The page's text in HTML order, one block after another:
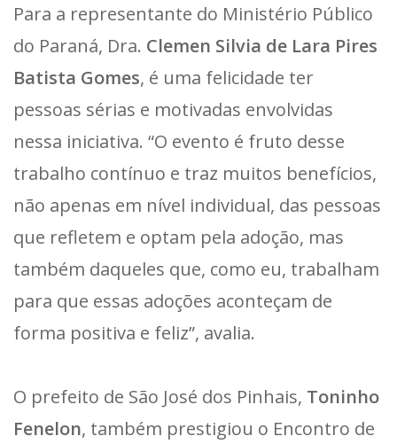
Para a representante do Ministério Público
do Paraná, Dra. Clemen Silvia de Lara Pires
Batista Gomes, é uma felicidade ter
pessoas sérias e motivadas envolvidas
nessa iniciativa. “O evento é fruto desse
trabalho contínuo e traz muitos benefícios,
não apenas em nível individual, das pessoas
que refletem e optam pela adoção, mas
também daqueles que, como eu, trabalham
para que essas adoções aconteçam de
forma positiva e feliz”, avalia.
O prefeito de São José dos Pinhais, Toninho
Fenelon, também prestigiou o Encontro de